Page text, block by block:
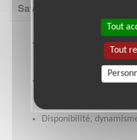
Savoir être & compétences
Adhésion à la Charte et
Qualités relationnelles
Disponibilité,
Tout
Tout